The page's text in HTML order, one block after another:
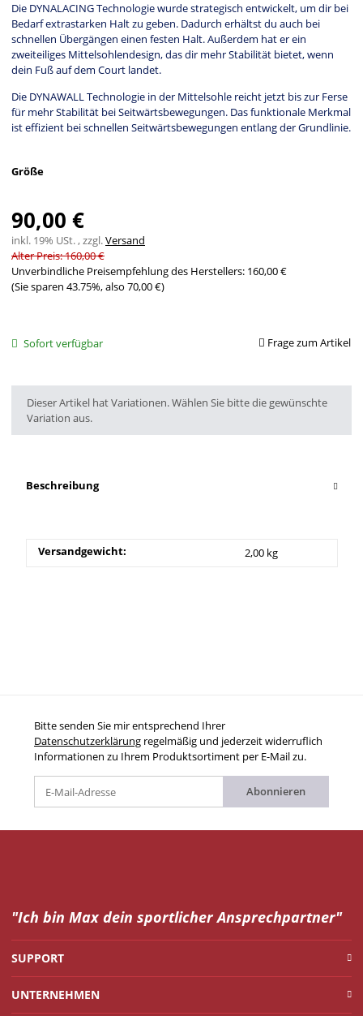
Die DYNALACING Technologie wurde strategisch entwickelt, um dir bei
Bedarf extrastarken Halt zu geben. Dadurch erhältst du auch bei
schnellen Übergängen einen festen Halt. Außerdem hat er ein
zweiteiliges Mittelsohlendesign, das dir mehr Stabilität bietet, wenn
dein Fuß auf dem Court landet.
Die DYNAWALL Technologie in der Mittelsohle reicht jetzt bis zur Ferse
für mehr Stabilität bei Seitwärtsbewegungen. Das funktionale Merkmal
ist effizient bei schnellen Seitwärtsbewegungen entlang der Grundlinie.
Größe
90,00 €
inkl. 19% USt. , zzgl.Versand
Alter Preis: 160,00 €
Unverbindliche Preisempfehlung des Herstellers: 160,00 €
(Sie sparen 43.75%, also 70,00 €)
Sofort verfügbar Frage zum Artikel
x
Dieser Artikel hat Variationen. Wählen Sie bitte die gewünschte
Variation aus.
Beschreibung
Versandgewicht: 2,00 kg
Bitte senden Sie mir entsprechend Ihrer
Datenschutzerklärung regelmäßig und jederzeit widerruflich
Informationen zu Ihrem Produktsortiment per E-Mail zu.
Abonnieren
"Ich bin Max dein sportlicher Ansprechpartner"
SUPPORT
UNTERNEHMEN